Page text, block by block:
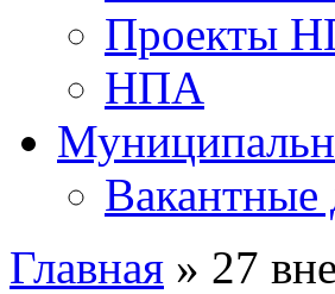
Проекты
НПА
Вакантные
Главная » 27